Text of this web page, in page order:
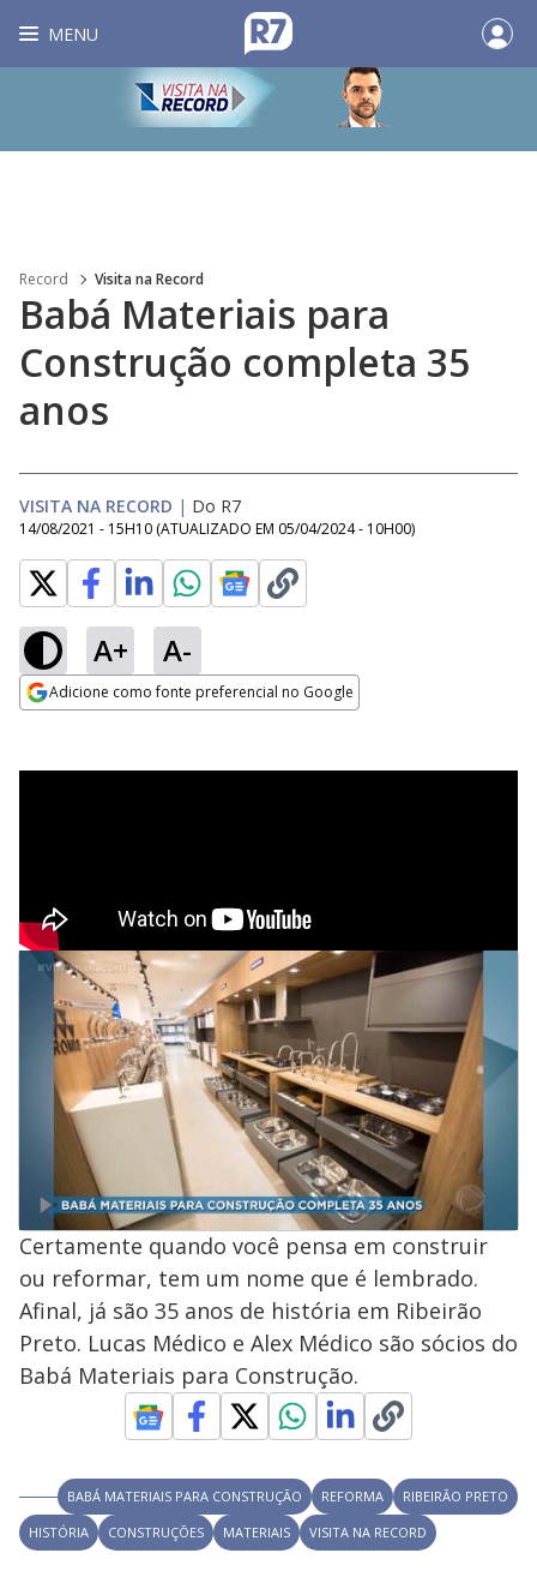
MENU
Record Visita na Record
Babá Materiais para
Construção completa 35
anos
VISITA NA RECORD | Do R7
14/08/2021 - 15H10 (ATUALIZADO EM 05/04/2024 - 10H00)
A+ A-
Adicione como fonte preferencial no Google
Certamente quando você pensa em construir
ou reformar, tem um nome que é lembrado.
Afinal, já são 35 anos de história em Ribeirão
Preto. Lucas Médico e Alex Médico são sócios do
Babá Materiais para Construção.
BABÁ MATERIAIS PARA CONSTRUÇÃO REFORMA
RIBEIRÃO PRETO
HISTÓRIA
CONSTRUÇÕES MATERIAIS VISITA NA RECORD